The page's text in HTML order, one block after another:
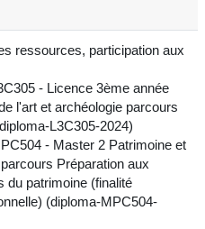
ressources, participation aux
- Licence 3ème année
l'art et archéologie parcours
L3C305-2024)
- Master 2 Patrimoine et
Préparation aux
du patrimoine (finalité
(diploma-MPC504-